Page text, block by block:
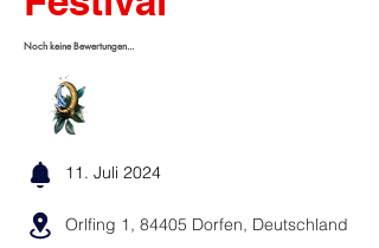
Noch keine Bewertungen...
11. Juli 2024
Orlfing 1, 84405 Dorfen, Deutschland